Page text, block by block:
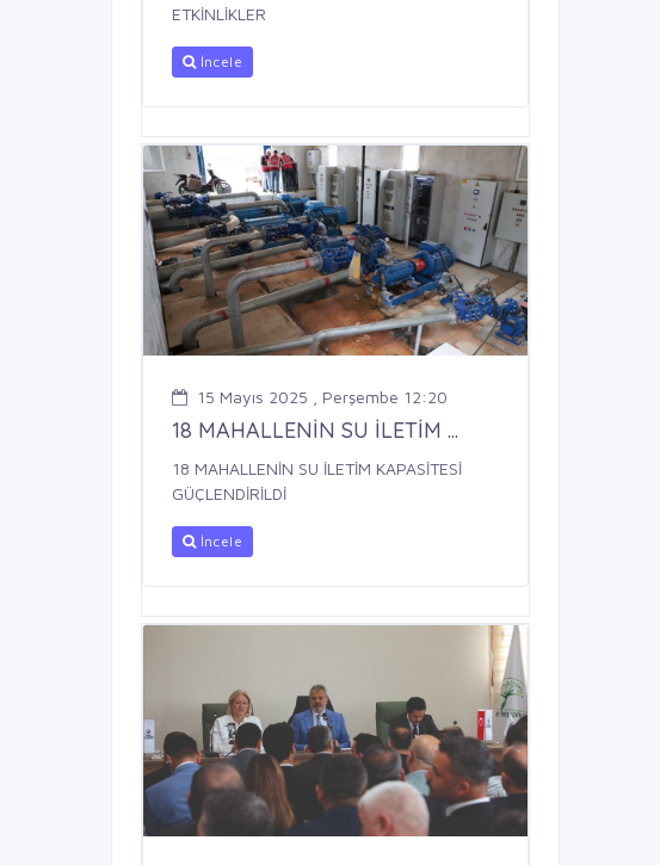
ETKİNLİKLER
İncele
15 Mayıs 2025 , Perşembe 12:20
18 MAHALLENİN SU İLETİM ...
18 MAHALLENİN SU İLETİM KAPASİTESİ
GÜÇLENDİRİLDİ
İncele